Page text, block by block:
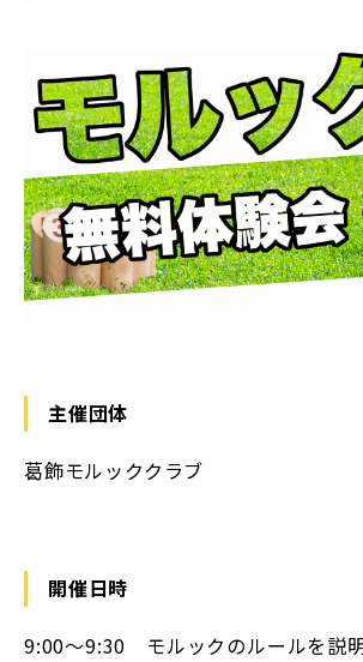
主催団体
葛飾モルッククラブ
開催日時
9:00〜9:30 モルックのルールを説